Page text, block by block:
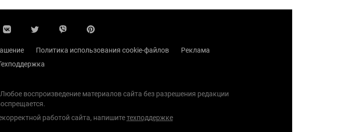
Политика использования cookie-файлов
Реклама
воспроизведение материалов сайта без разрешения редакции
работой сайта, напишитетехподдержке